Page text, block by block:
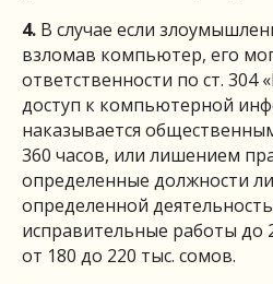
4. В случае если
взломав компьютер, его
ответственности по ст.
доступ к компьютерной
наказывается
360 часов, или лишением
определенные должности
определенной
исправительные работы до
от 180 до 220 тыс. сомов.